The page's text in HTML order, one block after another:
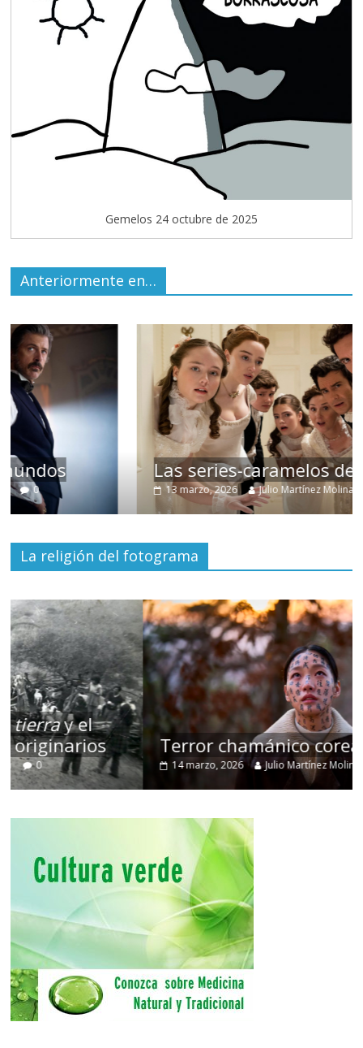
Gemelos 24 octubre de 2025
Anteriormente en…
Las series-caramelos de Shondaland
13 marzo, 2026 Julio Martínez Molina 0
La religión del fotograma
Terror chamánico coreano
14 marzo, 2026 Julio Martínez Molina 0